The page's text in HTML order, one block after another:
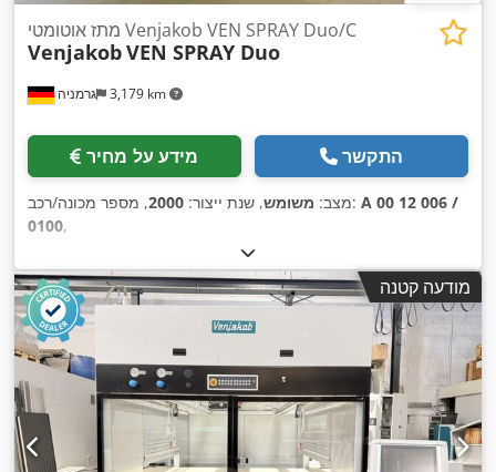
גרמניה 3,179 km
מתז אוטומטי Venjakob VEN SPRAY Duo/C
VenjakobVEN SPRAY Duo
מידע על מחיר התקשר
מצב: משומש, שנת ייצור: 2000 , מספר מכונה/רכב: A 00 12 006 /
0100,
מודעה קטנה